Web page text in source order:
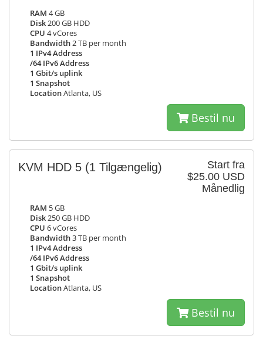
RAM 4 GB
Disk200 GB HDD
CPU 4 vCores
Bandwidth2 TB per month
1 IPv4 Address
/64 IPv6 Address
1 Gbit/s uplink
1 Snapshot
LocationAtlanta, US
Bestil nu
Start fra
$25.00 USD
Månedlig
KVM HDD 5 (1 Tilgængelig)
RAM 5 GB
Disk250 GB HDD
CPU 6 vCores
Bandwidth3 TB per month
1 IPv4 Address
/64 IPv6 Address
1 Gbit/s uplink
1 Snapshot
LocationAtlanta, US
Bestil nu